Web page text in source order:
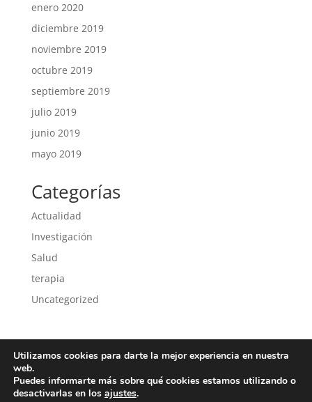
enero 2020
diciembre 2019
noviembre 2019
octubre 2019
septiembre 2019
julio 2019
junio 2019
mayo 2019
Categorías
Actualidad
Investigación
Salud
terapia
Uncategorized
Utilizamos cookies para darte la mejor experiencia en nuestra
web.
Puedes informarte más sobre qué cookies estamos utilizando o
desactivarlas en los ajustes.